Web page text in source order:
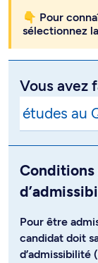
👇 Pour
sélectionnez
Vous avez
Conditions
Pour être
candidat doit
d’admissibilité